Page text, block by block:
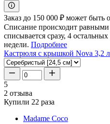
Заказ до 150 000 ₽ может быть
Списание происходит
списывается сразу, 4
недели. Подробнее
Кастрюля с крышкой Nova 3,2
5
2 отзыва
Купили 22 раза
Madame Coco